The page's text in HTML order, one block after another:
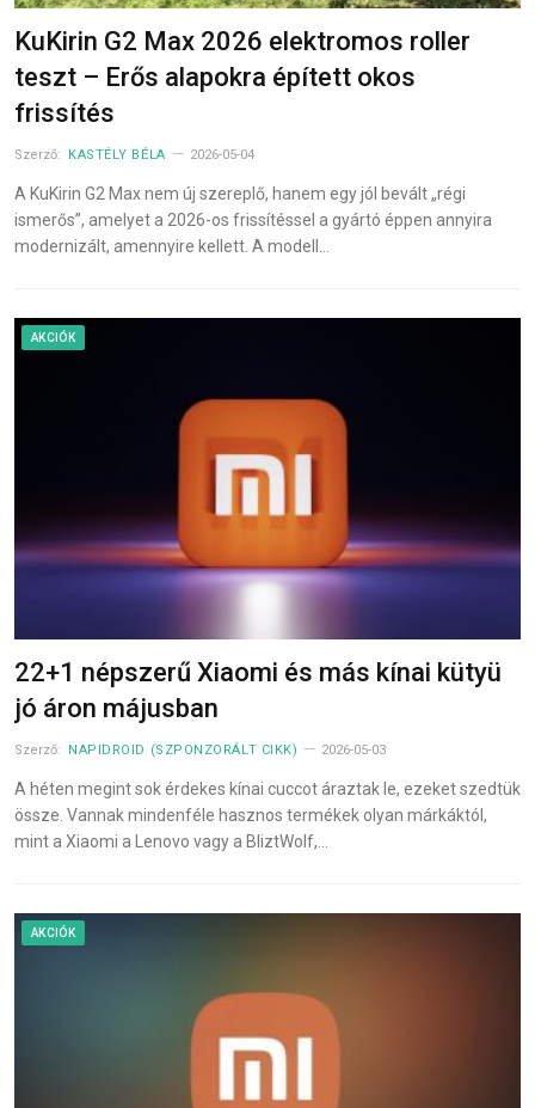
KuKirin G2 Max 2026 elektromos roller
teszt – Erős alapokra épített okos
frissítés
Szerző: KASTÉLY BÉLA 2026-05-04
A KuKirin G2 Max nem új szereplő, hanem egy jól bevált „régi
ismerős”, amelyet a 2026-os frissítéssel a gyártó éppen annyira
modernizált, amennyire kellett. A modell…
AKCIÓK
22+1 népszerű Xiaomi és más kínai kütyü
jó áron májusban
Szerző: NAPIDROID (SZPONZORÁLT CIKK) 2026-05-03
A héten megint sok érdekes kínai cuccot áraztak le, ezeket szedtük
össze. Vannak mindenféle hasznos termékek olyan márkáktól,
mint a Xiaomi a Lenovo vagy a BliztWolf,…
AKCIÓK